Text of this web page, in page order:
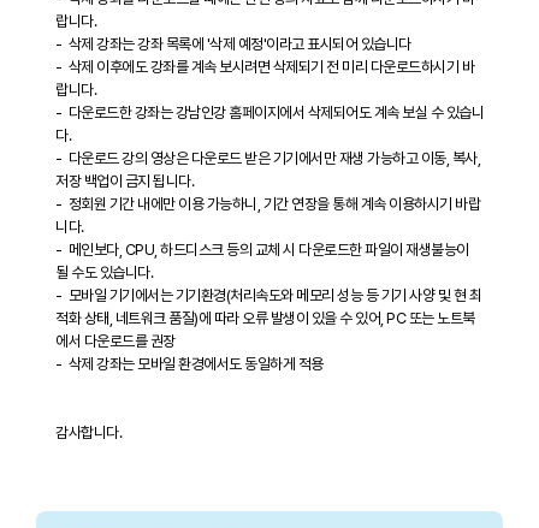
랍니다.
- 삭제 강좌는 강좌 목록에 '삭제 예정'이라고 표시되어 있습니다
- 삭제 이후에도 강좌를 계속 보시려면 삭제되기 전 미리 다운로드하시기 바
랍니다.
- 다운로드한 강좌는 강남인강 홈페이지에서 삭제되어도 계속 보실 수 있습니
다.
- 다운로드 강의 영상은 다운로드 받은 기기에서만 재생 가능하고 이동, 복사,
저장 백업이 금지 됩니다.
- 정회원 기간 내에만 이용 가능하니, 기간 연장을 통해 계속 이용하시기 바랍
니다.
- 메인보다, CPU, 하드디스크 등의 교체 시 다운로드한 파일이 재생불능이
될 수도 있습니다.
- 모바일 기기에서는 기기환경(처리속도와 메모리 성능 등 기기 사양 및 현 최
적화 상태, 네트워크 품질)에 따라 오류 발생이 있을 수 있어, PC 또는 노트북
에서 다운로드를 권장
- 삭제 강좌는 모바일 환경에서도 동일하게 적용
감사합니다.